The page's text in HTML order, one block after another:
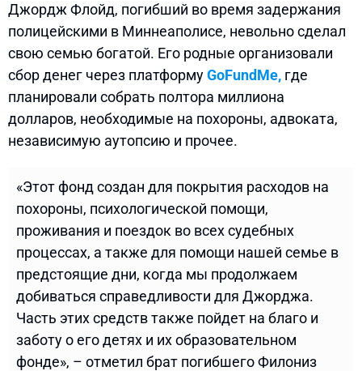
Джордж Флойд, погибший во время задержания
полицейскими в Миннеаполисе, невольно сделал
свою семью богатой. Его родные организовали
сбор денег через платформуGoFundMe, где
планировали собрать полтора миллиона
долларов, необходимые на похороны, адвоката,
независимую аутопсию и прочее.
«Этот фонд создан для покрытия расходов на
похороны, психологической помощи,
проживания и поездок во всех судебных
процессах, а также для помощи нашей семье в
предстоящие дни, когда мы продолжаем
добиваться справедливости для Джорджа.
Часть этих средств также пойдет на благо и
заботу о его детях и их образовательном
фонде», – отметил брат погибшего Филониз